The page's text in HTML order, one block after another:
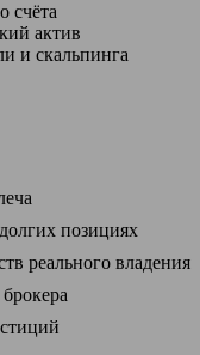
счёта
актив
и скальпинга
позициях
реального владения